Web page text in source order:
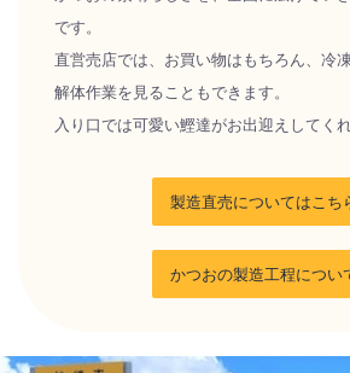
です。
直営売店では、お買い物はもちろん、冷
解体作業を見ることもできます。
入り口では可愛い鰹達がお出迎えしてくれ
製造直売についてはこち
かつおの製造工程につい